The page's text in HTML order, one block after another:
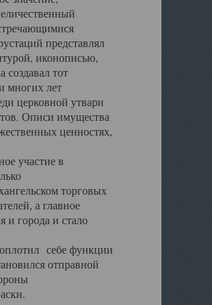
представлял
иконописью,
тот
многих лет
церковной утвари
Описи имущества
ценностях,
участие в
торговых
а главное
и города и стало
себе функции
отправной